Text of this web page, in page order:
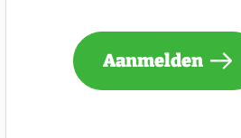
PER
MAAND
NIEUWSBRIEF
Aanmelden